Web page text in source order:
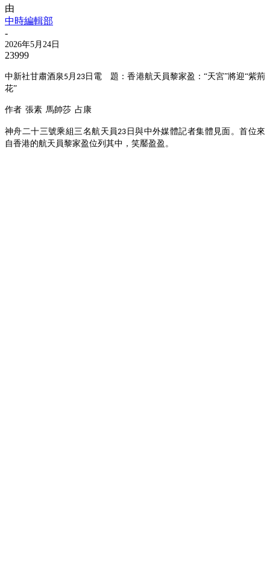
由
中時編輯部
-
2026年5月24日
23999
中新社甘肅酒泉 5 月 23 日電 題：香港航天員黎家盈：“天宮”將迎“紫荊
花”
作者 張素 馬帥莎 占康
神舟二十三號乘組三名航天員23 日與中外媒體記者集體見面。首位來
自香港的航天員黎家盈位列其中，笑靨盈盈。